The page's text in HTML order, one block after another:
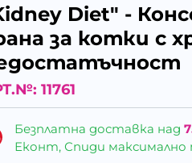
Diet" -
за котки с
11761
Безплатна доставка над
Еконт, Спиди максимално